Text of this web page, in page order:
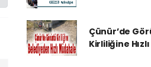
Çünür’de
Kirliliğine